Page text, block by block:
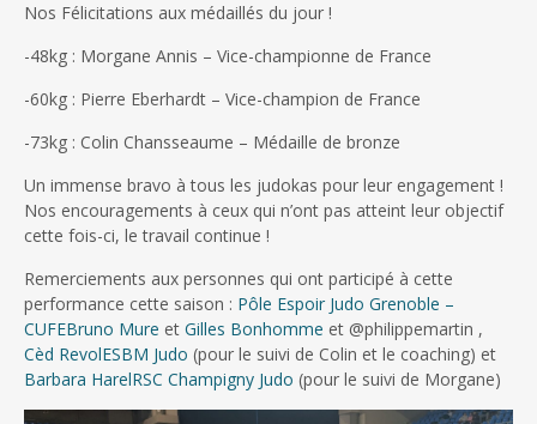
Nos Félicitations aux médaillés du jour !
-48kg : Morgane Annis – Vice-championne de France
-60kg : Pierre Eberhardt – Vice-champion de France
-73kg : Colin Chansseaume – Médaille de bronze
Un immense bravo à tous les judokas pour leur engagement !
Nos encouragements à ceux qui n’ont pas atteint leur objectif
cette fois-ci, le travail continue !
Remerciements aux personnes qui ont participé à cette
performance cette saison : Pôle Espoir Judo Grenoble –
CUFEBruno Mure et Gilles Bonhomme et @philippemartin ,
Cèd RevolESBM Judo (pour le suivi de Colin et le coaching) et
Barbara HarelRSC Champigny Judo (pour le suivi de Morgane)